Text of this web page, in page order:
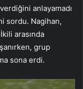
anlayamadı
sordu. Nagihan,
arasında
grup
sona erdi.